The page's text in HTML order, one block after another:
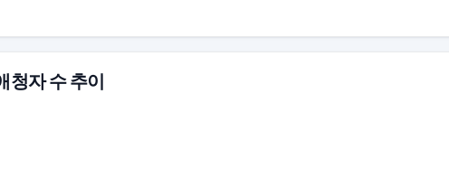
청자 수 추이